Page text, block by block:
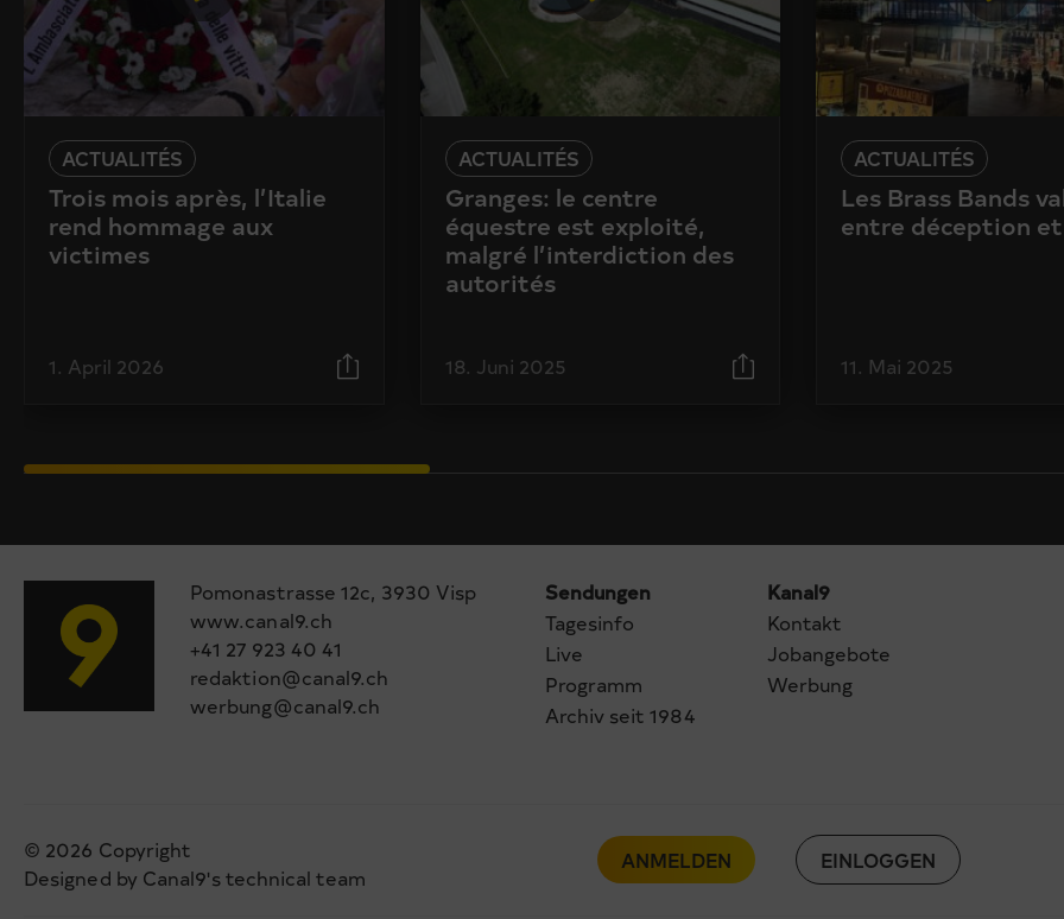
ACTUALITÉS
Trois mois après, l’Italie
rend hommage aux
victimes
1. April 2026
ACTUALITÉS
Granges: le centre
équestre est exploité,
malgré l’interdiction des
autorités
18. Juni 2025
ACTUALITÉS
Les Brass Bands
entre déception
11. Mai 2025
Pomonastrasse 12c, 3930 Visp
www.canal9.ch
+41 27 923 40 41
redaktion@canal9.ch
werbung@canal9.ch
Sendungen
Tagesinfo
Live
Programm
Archiv seit 1984
Kanal9
Kontakt
Jobangebote
Werbung
© 2026 Copyright
Designed by Canal9's technical team
ANMELDEN EINLOGGEN